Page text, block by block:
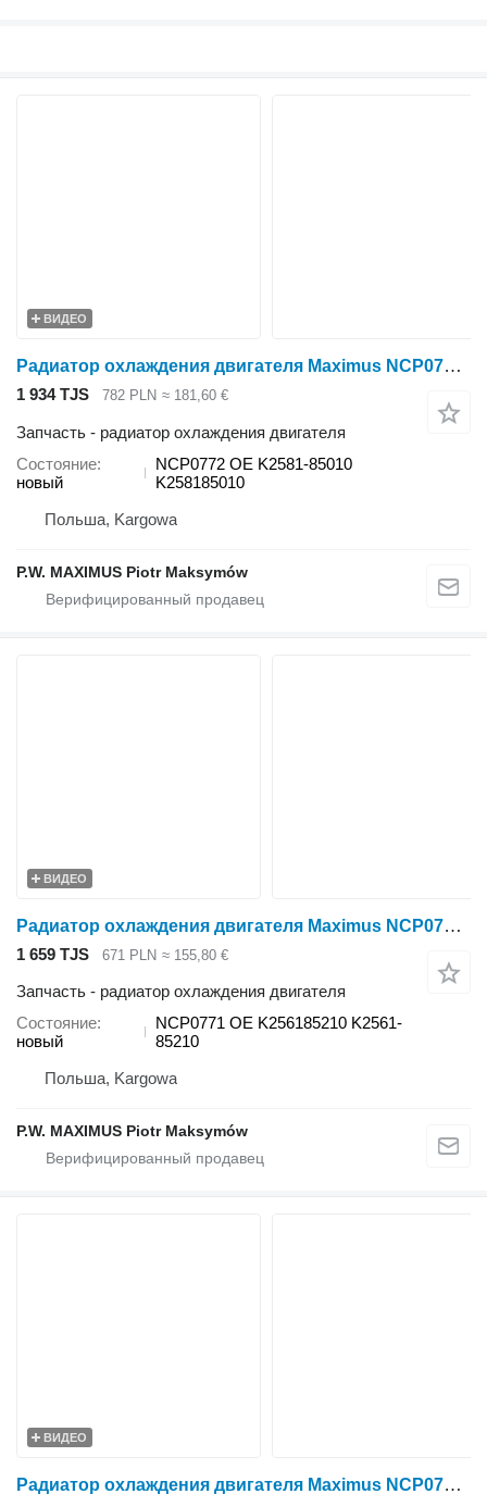
ВИДЕО
Радиатор охлаждения двигателя Maximus NCP0772 для минитрактора Kubota BX1850 , BX2350 , BX24 , BX1860 , BX2360 , BX25 , BX1870 , BX2370 , BX1870 , BX2370 , BX2380 , BX23 , BX1880 , BX2380
1 934 TJS 782 PLN ≈ 181,60 €
Запчасть - радиатор охлаждения двигателя
Состояние
новый
NCP0772 OE K2581-85010
K258185010
Польша, Kargowa
P.W. MAXIMUS Piotr Maksymów
ВИДЕО
Радиатор охлаждения двигателя Maximus NCP0771 для минитрактора Kubota BX2230 , BX22 , BX23 , BX2200
1 659 TJS 671 PLN ≈ 155,80 €
Запчасть - радиатор охлаждения двигателя
Состояние
новый
NCP0771 OE K256185210 K2561-
85210
Польша, Kargowa
P.W. MAXIMUS Piotr Maksymów
ВИДЕО
Радиатор охлаждения двигателя Maximus NCP0773 для минитрактора Kubota L2600 , L3000 , L4300 , L2800 , L3400 , L3700